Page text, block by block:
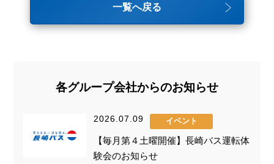
一覧へ戻る
各グループ会社からのお知らせ
2026.07.09 イベント
【毎月第４土曜開催】長崎バス運転体
験会のお知らせ